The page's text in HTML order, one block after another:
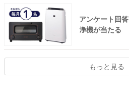
アンケート回
浄機が当たる
もっと見る